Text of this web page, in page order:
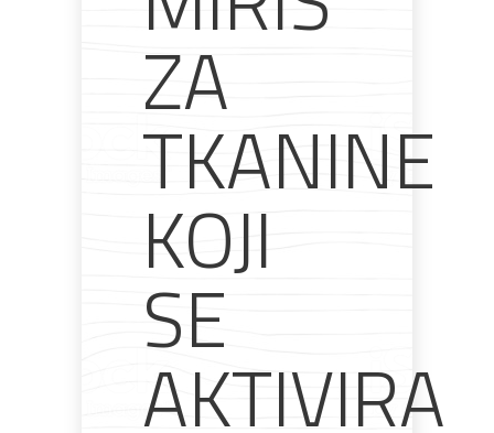
Metalna ElektromaterijalVijčana
ZA
TKANINE
KOJI
SE
AKTIVIRA